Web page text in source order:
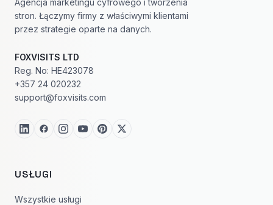
Agencja marketingu cyfrowego i tworzenia
stron. Łączymy firmy z właściwymi klientami
przez strategie oparte na danych.
FOXVISITS LTD
Reg. No: HE423078
+357 24 020232
support@foxvisits.com
USŁUGI
Wszystkie usługi